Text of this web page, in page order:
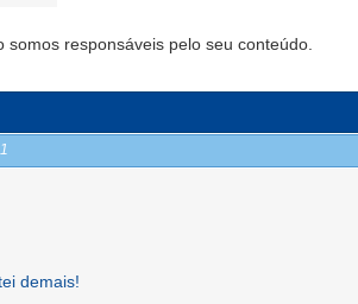
responsáveis pelo seu conteúdo.
demais!